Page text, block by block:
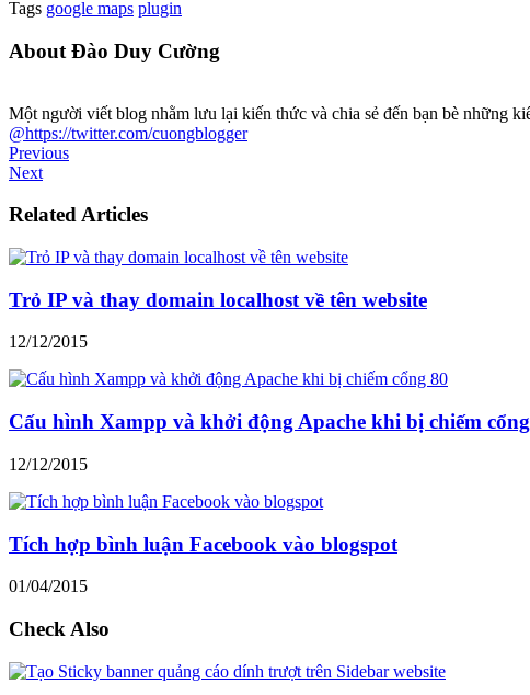
Tags google maps plugin
About Đào Duy Cường
Một người viết blog nhằm lưu lại kiến thức và chia sẻ đến bạn bè những
@https://twitter.com/cuongblogger
Previous
Next
Related Articles
Trỏ IP và thay domain localhost về tên website
12/12/2015
Cấu hình Xampp và khởi động Apache khi bị chiếm
12/12/2015
Tích hợp bình luận Facebook vào blogspot
01/04/2015
Check Also